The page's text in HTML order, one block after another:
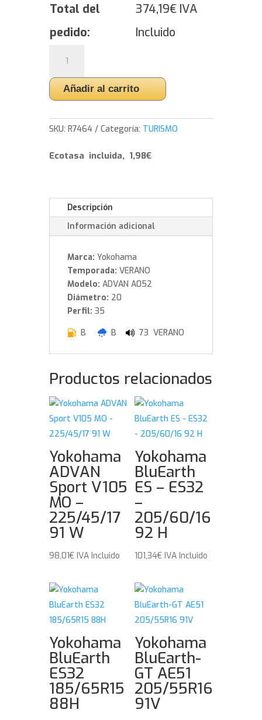
Total del
pedido:
374,19€ IVA
Incluido
ADVAN
A052
-
99
Y
Añadir al carrito
SKU:R7464 Categoría: TURISMO
Ecotasa incluida, 1,98€
Descripción
Información adicional
Marca: Yokohama
Temporada: VERANO
Modelo: ADVAN A052
Diámetro: 20
Perfil: 35
B
B 73 VERANO
Productos relacionados
Yokohama
ADVAN
Sport V105
MO –
225/45/17
91 W
98,01€ IVA Incluido
Yokohama
BluEarth
ES – ES32
–
205/60/16
92 H
101,34€ IVA Incluido
Yokohama
BluEarth
ES32
185/65R15
88H
Yokohama
BluEarth-
GT AE51
205/55R16
91V